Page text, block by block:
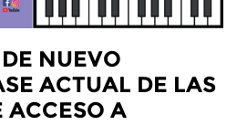
NUEVO
ACTUAL DE LAS
ACCESO A